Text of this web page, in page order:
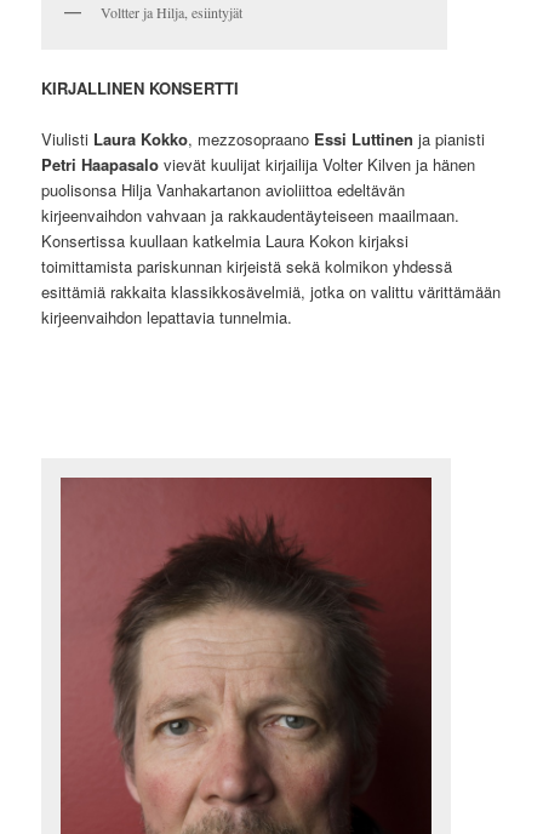
Voltter ja Hilja, esiintyjät
KIRJALLINEN KONSERTTI
Viulisti Laura Kokko, mezzosopraano Essi Luttinen ja pianisti
Petri Haapasalo vievät kuulijat kirjailija Volter Kilven ja hänen
puolisonsa Hilja Vanhakartanon avioliittoa edeltävän
kirjeenvaihdon vahvaan ja rakkaudentäyteiseen maailmaan.
Konsertissa kuullaan katkelmia Laura Kokon kirjaksi
toimittamista pariskunnan kirjeistä sekä kolmikon yhdessä
esittämiä rakkaita klassikkosävelmiä, jotka on valittu värittämään
kirjeenvaihdon lepattavia tunnelmia.